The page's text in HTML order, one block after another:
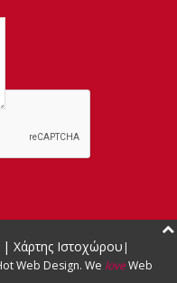
| Χάρτης Ιστοχώρου |
Web Design. We loveWeb